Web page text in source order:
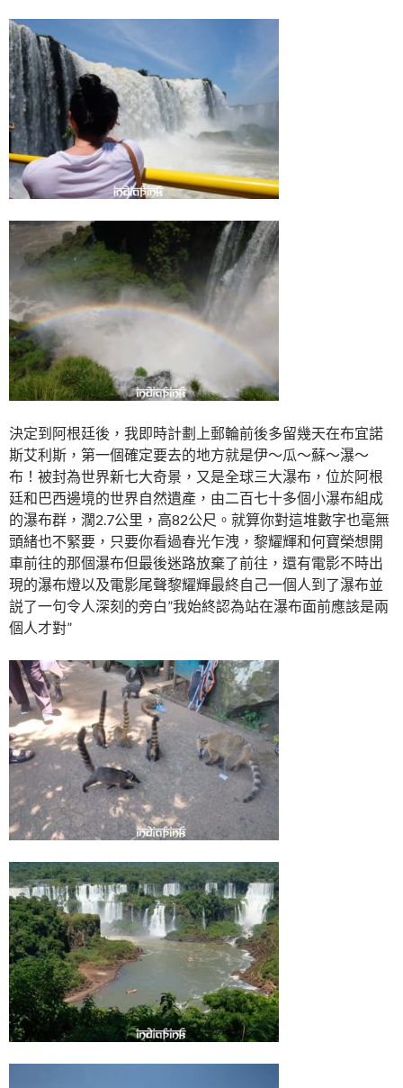
決定到阿根廷後，我即時計劃上郵輪前後多留幾天在布宜諾
斯艾利斯，第一個確定要去的地方就是伊～瓜～蘇～瀑～
布！被封為世界新七大奇景，又是全球三大瀑布，位於阿根
廷和巴西邊境的世界自然遺產，由二百七十多個小瀑布組成
的瀑布群，濶2.7公里，高82公尺。就算你對這堆數字也毫無
頭緒也不緊要，只要你看過春光乍洩，黎耀輝和何寶榮想開
車前往的那個瀑布但最後迷路放棄了前往，還有電影不時出
現的瀑布燈以及電影尾聲黎耀輝最終自己一個人到了瀑布並
説了一句令人深刻的旁白”我始終認為站在瀑布面前應該是兩
個人才對”